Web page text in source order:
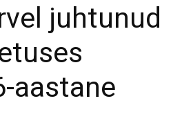
juhtunud
aastane